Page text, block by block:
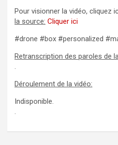
Pour visionner la vidéo, cliquez
la source: Cliquer ici
#drone #box #personalized
Retranscription des paroles de
.
Déroulement de la vidéo:
Indisponible.
.